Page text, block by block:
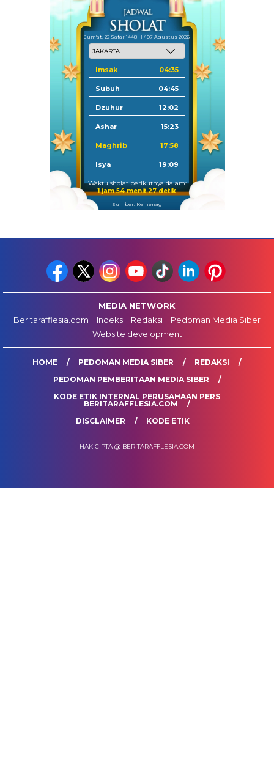
Jum'at, 22 Safar 1448 H / 07 Agustus 2026
Imsak 04:35
Subuh 04:45
Dzuhur 12:02
Ashar 15:23
Maghrib 17:58
Isya 19:09
Waktu sholat berikutnya dalam:
1 jam 54 menit 26 detik
Sumber: Kemenag
MEDIA NETWORK
Beritarafflesia.com
Indeks Redaksi
Pedoman Media Siber
Website development
HOME PEDOMAN MEDIA SIBER
REDAKSI
PEDOMAN PEMBERITAAN MEDIA SIBER
KODE ETIK INTERNAL PERUSAHAAN PERS
BERITARAFFLESIA.COM
DISCLAIMER
KODE ETIK
HAK CIPTA @ BERITARAFFLESIA.COM